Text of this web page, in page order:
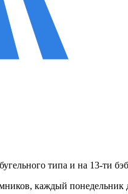
типа и на 13-ти
каждый